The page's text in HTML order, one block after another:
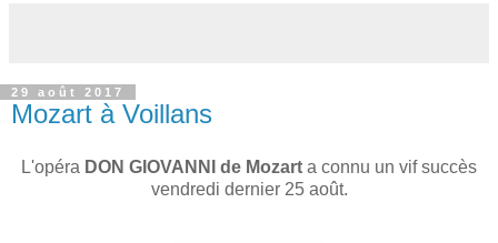
29 août 2017
Mozart à Voillans
L'opéra DON GIOVANNI de Mozart a connu un vif succès
vendredi dernier 25 août.